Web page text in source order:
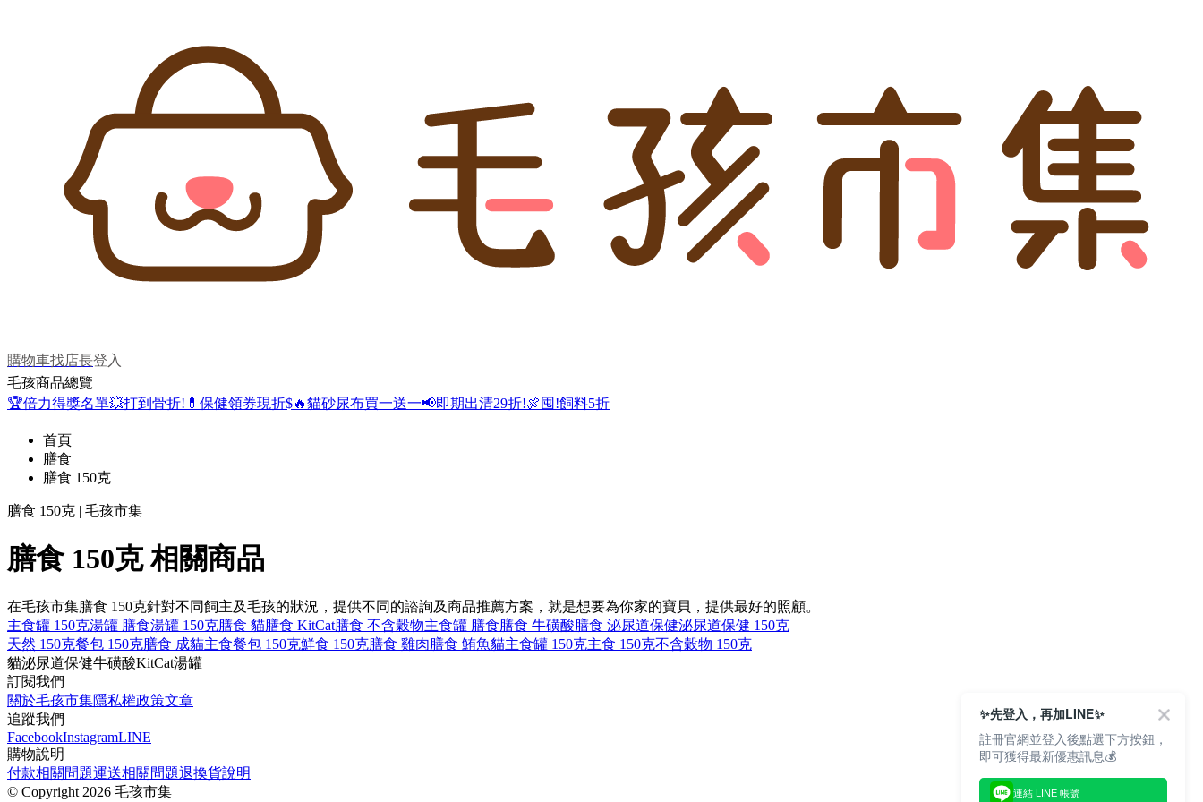
購物車找店長登入
毛孩商品總覽
🏆倍力得獎名單💥打到骨折! 💊保健領券現折$🔥貓砂尿布買一送一📢即期出清29折!🍖囤!飼料5折
首頁
膳食
膳食 150克
膳食 150克 | 毛孩市集
膳食 150克 相關商品
在毛孩市集膳食 150克針對不同飼主及毛孩的狀況，提供不同的諮詢及商品推薦方案，就是想要為你家的寶貝，提供最好的照顧。
主食罐 150克湯罐 膳食湯罐 150克膳食 貓膳食 KitCat膳食 不含穀物主食罐 膳食膳食 牛磺酸膳食 泌尿道保健泌尿道保健 150克
天然 150克餐包 150克膳食 成貓主食餐包 150克鮮食 150克膳食 雞肉膳食 鮪魚貓主食罐 150克主食 150克不含穀物 150克
貓泌尿道保健牛磺酸KitCat湯罐
訂閱我們
關於毛孩市集隱私權政策文章
追蹤我們
FacebookInstagramLINE
購物說明
付款相關問題運送相關問題退換貨說明
© Copyright 2026 毛孩市集
✨先登入，再加LINE✨
註冊官網並登入後點選下方按鈕，
即可獲得最新優惠訊息💰
連結 LINE 帳號